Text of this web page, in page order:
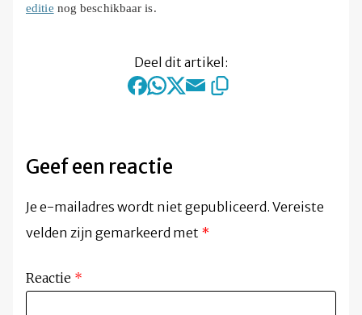
editie nog beschikbaar is.
Deel dit artikel:
Geef een reactie
Je e-mailadres wordt niet gepubliceerd. Vereiste
velden zijn gemarkeerd met *
Reactie *